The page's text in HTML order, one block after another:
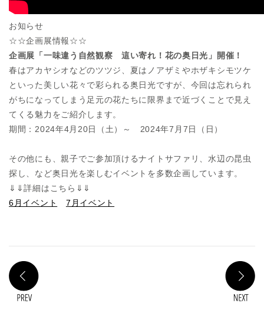
お知らせ
☆☆企画展情報☆☆
企画展「一味違う自然観察 這い寄れ！花の奥日光」開催！
春はアカヤシオなどのツツジ、夏はノアザミやホザキシモツケ
といった美しい花々で彩られる奥日光ですが、今回は忘れられ
がちになってしまう足元の花たちに限界まで近づくことで見え
てくる魅力をご紹介します。
期間：2024年4月20日（土）～ 2024年7月7日（日）
その他にも、親子でご参加頂けるナイトサファリ、水辺の昆虫
探し、など奥日光を楽しむイベントを多数企画しています。
⇓⇓詳細はこちら⇓⇓
6月イベント
7月イベント